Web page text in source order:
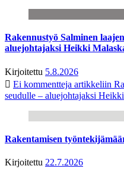
Rakennustyö Salminen
aluejohtajaksi Heikki
Kirjoitettu 5.8.2026
Ei kommentteja artikkeliin
seudulle – aluejohtajaksi
Rakentamisen
Kirjoitettu 22.7.2026